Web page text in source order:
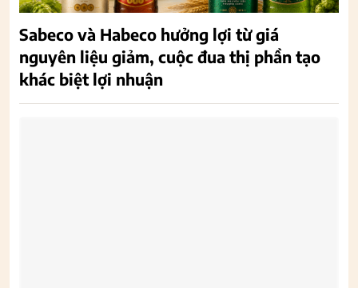
Sabeco và Habeco hưởng lợi từ giá
nguyên liệu giảm, cuộc đua thị phần tạo
khác biệt lợi nhuận